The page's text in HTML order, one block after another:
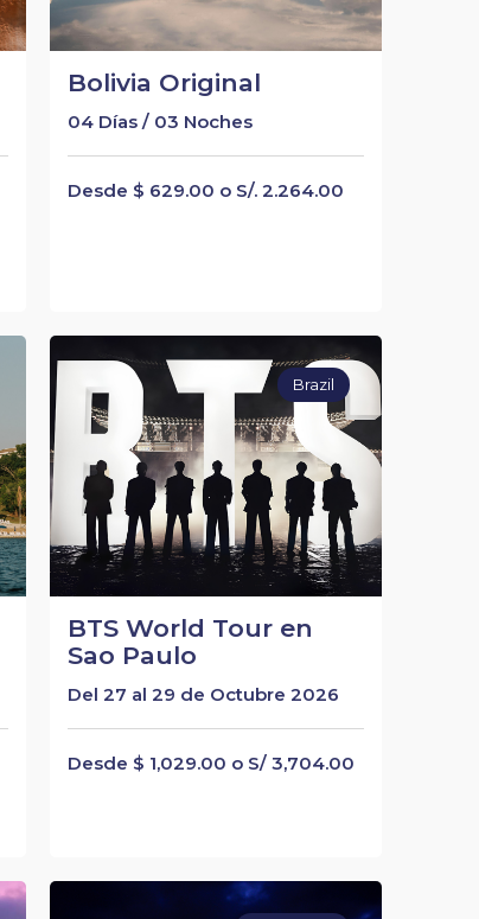
Bolivia Original
04 Días / 03 Noches
Desde $ 629.00 o S/. 2.264.00
BTS World Tour en
Sao Paulo
Del 27 al 29 de Octubre 2026
Desde $ 1,029.00 o S/ 3,704.00
Brazil